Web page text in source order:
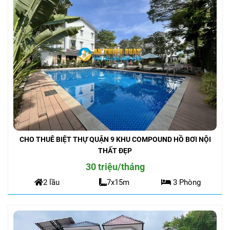
CHO THUÊ BIỆT THỰ QUẬN 9 KHU COMPOUND HỒ BƠI NỘI
THẤT ĐẸP
30 triệu/tháng
2 lầu 7x15m 3 Phòng